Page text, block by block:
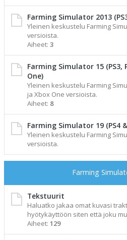
Farming Simulator 2013
Yleinen keskustelu Farming
versioista.
Aiheet: 3
Farming Simulator 15 (PS3,
One)
Yleinen keskustelu Farming
ja Xbox One versioista.
Aiheet: 8
Farming Simulator 19 (PS4
Yleinen keskustelu Farming
versioista.
Farming
Tekstuurit
Haluatko jakaa omat kuvasi
hyötykäyttöön siten että joku
Aiheet: 129